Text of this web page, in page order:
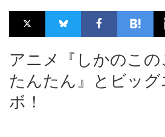
アニメ『しかのこの
たんたん』とビッグ
ボ！